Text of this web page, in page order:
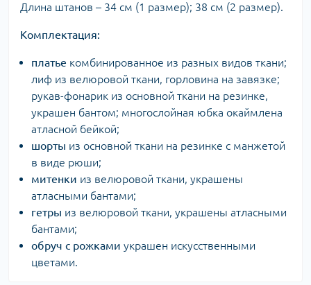
Длина штанов – 34 см (1 размер); 38 см (2 размер).
Комплектация:
платье комбинированное из разных видов ткани;
лиф из велюровой ткани, горловина на завязке;
рукав-фонарик из основной ткани на резинке,
украшен бантом; многослойная юбка окаймлена
атласной бейкой;
шорты из основной ткани на резинке с манжетой
в виде рюши;
митенки из велюровой ткани, украшены
атласными бантами;
гетры из велюровой ткани, украшены атласными
бантами;
обруч с рожками украшен искусственными
цветами.